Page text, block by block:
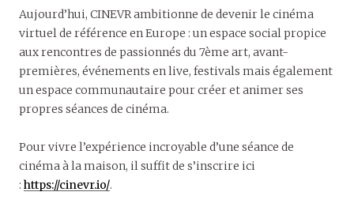
Aujourd’hui, CINEVR ambitionne de devenir le cinéma
virtuel de référence en Europe : un espace social propice
aux rencontres de passionnés du 7ème art, avant-
premières, événements en live, festivals mais également
un espace communautaire pour créer et animer ses
propres séances de cinéma.
Pour vivre l’expérience incroyable d’une séance de
cinéma à la maison, il suffit de s’inscrire ici
: https://cinevr.io/.